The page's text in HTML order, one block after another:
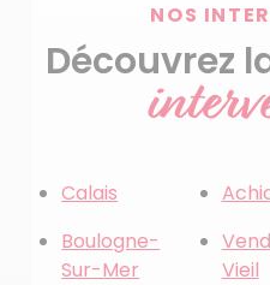
NOS
Découvrez
Calais
Boulogne-
Sur-Mer
Vieil